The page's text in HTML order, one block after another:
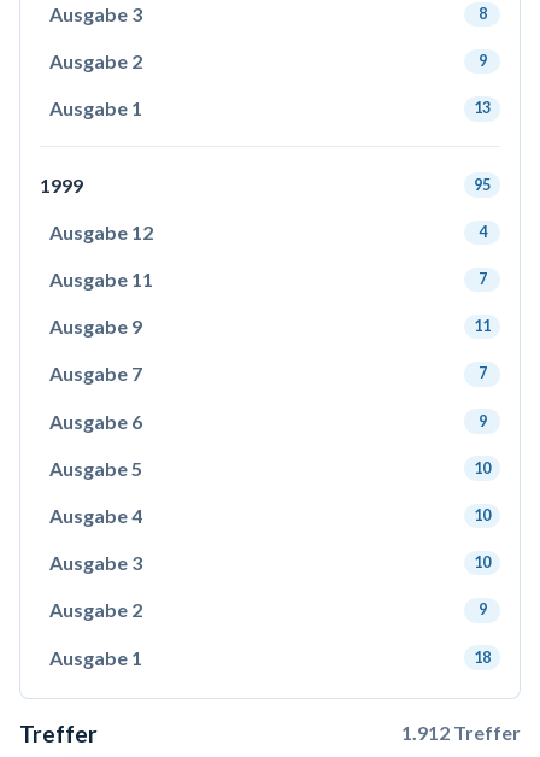
Ausgabe 3 8
Ausgabe 2 9
Ausgabe 1 13
1999 95
Ausgabe 12 4
Ausgabe 11 7
Ausgabe 9 11
Ausgabe 7 7
Ausgabe 6 9
Ausgabe 5 10
Ausgabe 4 10
Ausgabe 3 10
Ausgabe 2 9
Ausgabe 1 18
Treffer 1.912 Treffer